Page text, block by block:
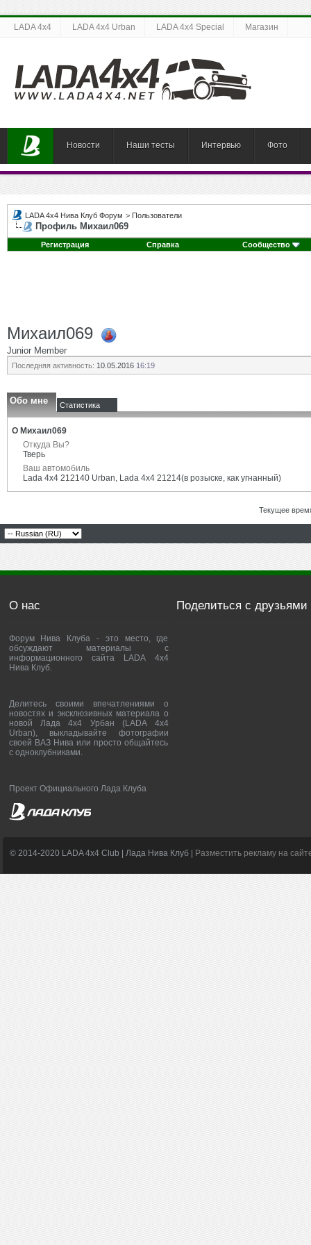
LADA 4x4 LADA 4x4 Urban LADA 4x4 Special Магазин
Новости Наши тесты Интервью Фото
LADA 4x4 Нива Клуб Форум > Пользователи
Профиль Михаил069
Регистрация Справка Сообщество
Михаил069
Junior Member
Последняя активность: 10.05.2016 16:19
Обо мне Статистика
О Михаил069
Откуда Вы?
Тверь
Ваш автомобиль
Lada 4x4 212140 Urban, Lada 4x4 21214(в розыске, как угнанный)
Текущее
О нас
Форум Нива Клуба - это место, где
обсуждают материалы с
информационного сайта LADA 4x4
Нива Клуб.
Делитесь своими впечатлениями о
новостях и эксклюзивных материала о
новой Лада 4х4 Урбан (LADA 4x4
Urban), выкладывайте фотографии
своей ВАЗ Нива или просто общайтесь
с одноклубниками.
Проект Официального Лада Клуба
Поделиться с друзьями
© 2014-2020 LADA 4x4 Club | Лада Нива Клуб | Разместить рекламу на